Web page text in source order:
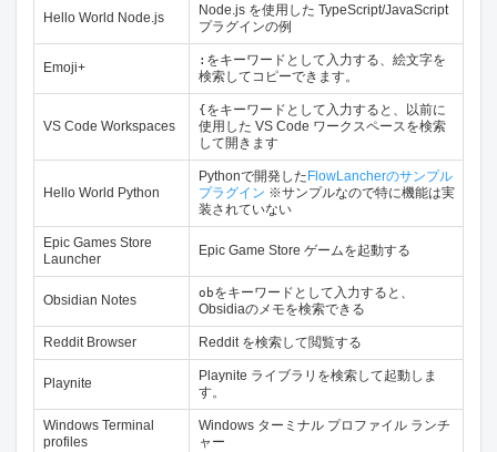
Hello World Node.js
Node.js を使用した TypeScript/JavaScript
プラグインの例
Emoji+ : をキーワードとして入力する、絵文字を
検索してコピーできます。
VS Code Workspaces
{をキーワードとして入力すると、以前に
使用した VS Code ワークスペースを検索
して開きます
Hello World Python
Pythonで開発したFlowLancherのサンプル
プラグイン ※サンプルなので特に機能は実
装されていない
Epic Games Store
Launcher
Epic Game Store ゲームを起動する
Obsidian Notes obをキーワードとして入力すると、
Obsidiaのメモを検索できる
Reddit Browser Reddit を検索して閲覧する
Playnite
Playnite ライブラリを検索して起動しま
す。
Windows Terminal
profiles
Windows ターミナル プロファイル ランチ
ャー